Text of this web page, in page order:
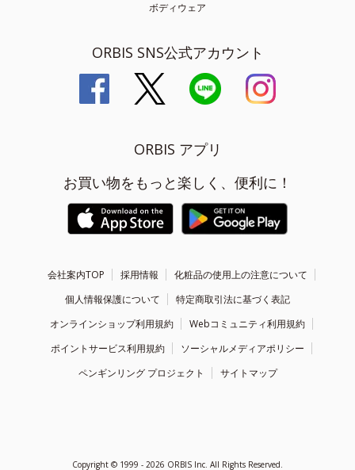
ボディウェア
ORBIS SNS公式アカウント
ORBIS アプリ
お買い物をもっと楽しく、便利に！
会社案内TOP 採用情報
化粧品の使用上の注意について
個人情報保護について
特定商取引法に基づく表記
オンラインショップ利用規約
Webコミュニティ利用規約
ポイントサービス利用規約
ソーシャルメディアポリシー
ペンギンリング プロジェクト
サイトマップ
Copyright © 1999 - 2026 ORBIS Inc. All Rights Reserved.